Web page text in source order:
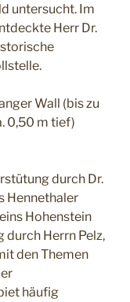
untersucht. Im
Herr Dr.
Wall (bis zu
0,50 m tief)
durch Dr.
Hennethaler
Hohenstein
durch Herrn Pelz,
den Themen
häufig